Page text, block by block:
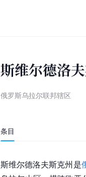
斯维尔德洛
俄罗斯乌拉尔联邦辖区
条目
斯维尔德洛夫斯克州是